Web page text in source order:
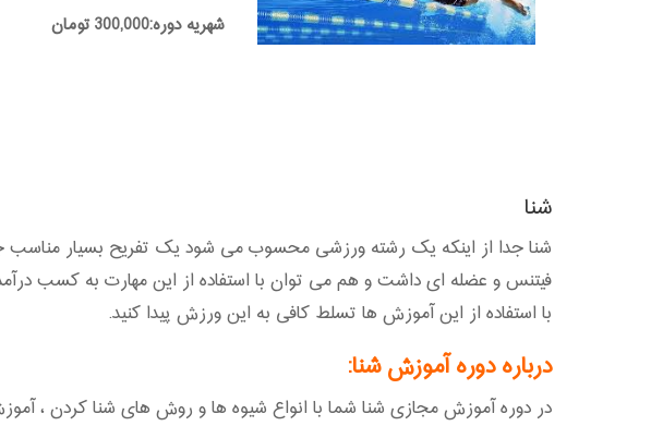
شهریه دوره:300,000 تومان
شنا
شنا جدا از اینکه یک رشته ورزشی محسوب می شود یک تفریح بسیار مناسب
با استفاده از این آموزش ها تسلط کافی به این ورزش پیدا کنید.
درباره دوره آموزش شنا:
در دوره آموزش مجازی شنا شما با انواع شیوه ها و روش های شنا کردن ،